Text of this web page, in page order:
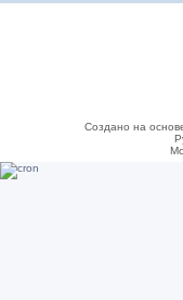
Создано на